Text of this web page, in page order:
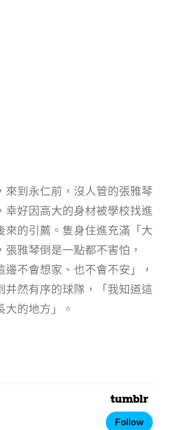
來到永仁前，沒人管的張雅琴
幸好因高大的身材被學校找進
來的引薦。隻身住進充滿「大
雅琴倒是一點都不害怕，
邊不會想家、也不會不安」，
井然有序的球隊，「我知道這
大的地方」。